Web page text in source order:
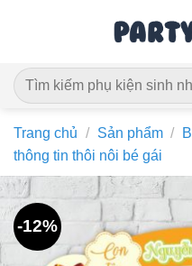
dung
Tìm
kiếm:
Trang chủ / Sản phẩm /
thông tin thôi nôi bé gái
-12%